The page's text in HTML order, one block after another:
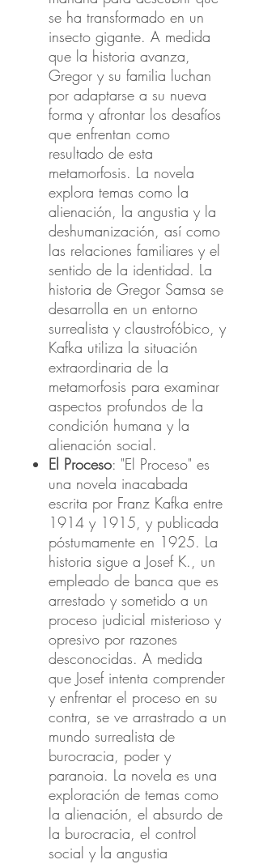
se ha transformado en un
insecto gigante. A medida
que la historia avanza,
Gregor y su familia luchan
por adaptarse a su nueva
forma y afrontar los desafíos
que enfrentan como
resultado de esta
metamorfosis. La novela
explora temas como la
alienación, la angustia y la
deshumanización, así como
las relaciones familiares y el
sentido de la identidad. La
historia de Gregor Samsa se
desarrolla en un entorno
surrealista y claustrofóbico, y
Kafka utiliza la situación
extraordinaria de la
metamorfosis para examinar
aspectos profundos de la
condición humana y la
alienación social.
El Proceso: "El Proceso" es
una novela inacabada
escrita por Franz Kafka entre
1914 y 1915, y publicada
póstumamente en 1925. La
historia sigue a Josef K., un
empleado de banca que es
arrestado y sometido a un
proceso judicial misterioso y
opresivo por razones
desconocidas. A medida
que Josef intenta comprender
y enfrentar el proceso en su
contra, se ve arrastrado a un
mundo surrealista de
burocracia, poder y
paranoia. La novela es una
exploración de temas como
la alienación, el absurdo de
la burocracia, el control
social y la angustia